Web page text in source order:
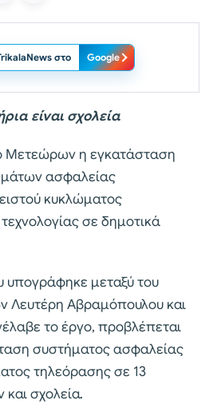
στο Google
είναι σχολεία
Μετεώρων η εγκατάσταση
ασφαλείας
κυκλώματος
σε δημοτικά
μεταξύ του
Αβραμόπουλου και
το έργο, προβλέπεται
συστήματος ασφαλείας
τηλεόρασης σε 13
και σχολεία.